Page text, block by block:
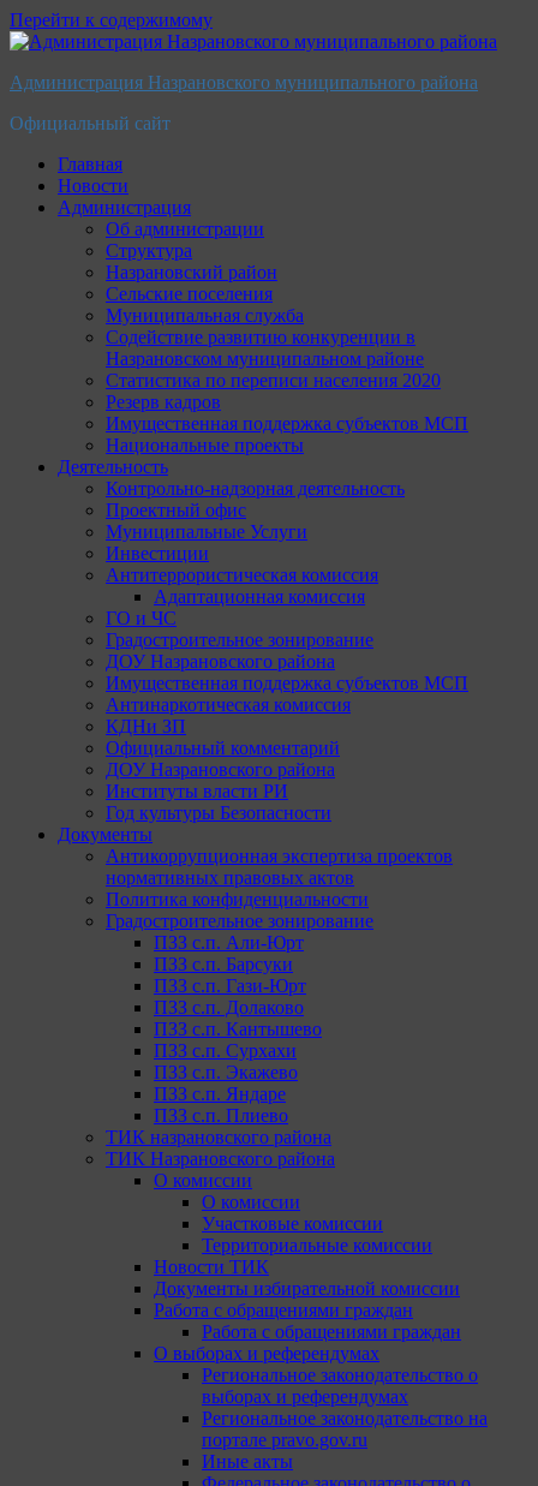
Перейти к содержимому
Администрация Назрановского муниципального района
Официальный сайт
Главная
Новости
Администрация
Об администрации
Структура
Назрановский район
Сельские поселения
Муниципальная служба
Содействие развитию конкуренции в
Назрановском муниципальном районе
Статистика по переписи населения 2020
Резерв кадров
Имущественная поддержка субъектов МСП
Национальные проекты
Деятельность
Контрольно-надзорная деятельность
Проектный офис
Муниципальные Услуги
Инвестиции
Антитеррористическая комиссия
Адаптационная комиссия
ГО и ЧС
Градостроительное зонирование
ДОУ Назрановского района
Имущественная поддержка субъектов МСП
Антинаркотическая комиссия
КДНи ЗП
Официальный комментарий
ДОУ Назрановского района
Институты власти РИ
Год культуры Безопасности
Документы
Антикоррупционная экспертиза проектов
нормативных правовых актов
Политика конфиденциальности
Градостроительное зонирование
ПЗЗ с.п. Али-Юрт
ПЗЗ с.п. Барсуки
ПЗЗ с.п. Гази-Юрт
ПЗЗ с.п. Долаково
ПЗЗ с.п. Кантышево
ПЗЗ с.п. Сурхахи
ПЗЗ с.п. Экажево
ПЗЗ с.п. Яндаре
ПЗЗ с.п. Плиево
ТИК назрановского района
ТИК Назрановского района
О комиссии
О комиссии
Участковые комиссии
Территориальные комиссии
Новости ТИК
Документы избирательной комиссии
Работа с обращениями граждан
Работа с обращениями граждан
О выборах и референдумах
Региональное законодательство о
выборах и референдумах
Региональное законодательство на
портале pravo.gov.ru
Иные акты